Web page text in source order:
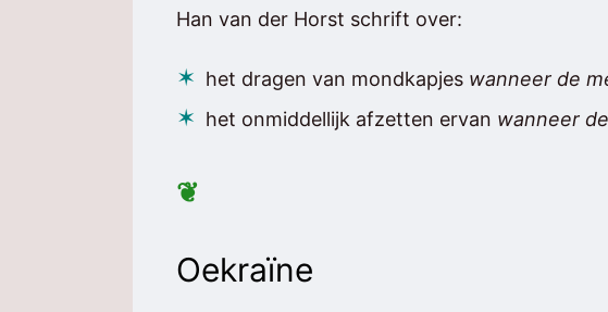
Han van der Horst schrift over:
het dragen van mondkapjes wanneer de
het onmiddellijk afzetten ervan wanneer
❦
Oekraïne